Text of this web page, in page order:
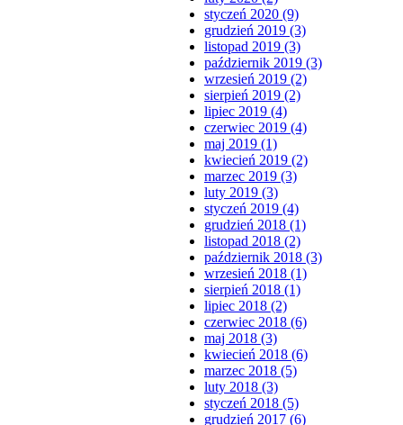
styczeń 2020 (9)
grudzień 2019 (3)
listopad 2019 (3)
październik 2019 (3)
wrzesień 2019 (2)
sierpień 2019 (2)
lipiec 2019 (4)
czerwiec 2019 (4)
maj 2019 (1)
kwiecień 2019 (2)
marzec 2019 (3)
luty 2019 (3)
styczeń 2019 (4)
grudzień 2018 (1)
listopad 2018 (2)
październik 2018 (3)
wrzesień 2018 (1)
sierpień 2018 (1)
lipiec 2018 (2)
czerwiec 2018 (6)
maj 2018 (3)
kwiecień 2018 (6)
marzec 2018 (5)
luty 2018 (3)
styczeń 2018 (5)
grudzień 2017 (6)